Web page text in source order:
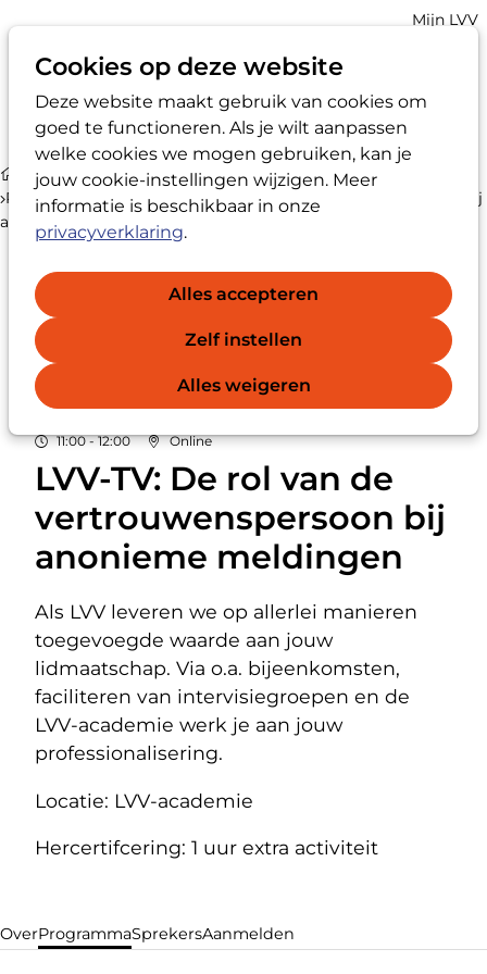
Cookies op deze website
Deze website maakt gebruik van cookies om
goed te functioneren. Als je wilt aanpassen
welke cookies we mogen gebruiken, kan je
jouw cookie-instellingen wijzigen. Meer
informatie is beschikbaar in onze
privacyverklaring.
Alles accepteren
Zelf instellen
Alles weigeren
Zoek
Account
Mijn LVV
Agenda
Programma van LVV-TV: De rol van de vertrouwenspersoon bij
anonieme meldingen
11:00 - 12:00 Online
LVV-TV: De rol van de
vertrouwenspersoon bij
anonieme meldingen
Als LVV leveren we op allerlei manieren
toegevoegde waarde aan jouw
lidmaatschap. Via o.a. bijeenkomsten,
faciliteren van intervisiegroepen en de
LVV-academie werk je aan jouw
professionalisering.
Locatie: LVV-academie
Hercertifcering: 1 uur extra activiteit
OverProgrammaSprekersAanmelden